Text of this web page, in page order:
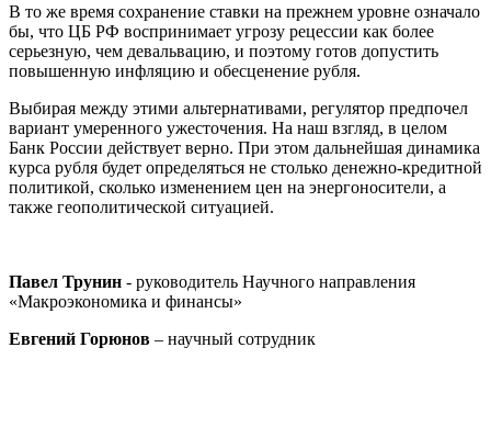
В то же время сохранение ставки на прежнем уровне означало
бы, что ЦБ РФ воспринимает угрозу рецессии как более
серьезную, чем девальвацию, и поэтому готов допустить
повышенную инфляцию и обесценение рубля.
Выбирая между этими альтернативами, регулятор предпочел
вариант умеренного ужесточения. На наш взгляд, в целом
Банк России действует верно. При этом дальнейшая динамика
курса рубля будет определяться не столько денежно-кредитной
политикой, сколько изменением цен на энергоносители, а
также геополитической ситуацией.
Павел Трунин - руководитель Научного направления
«Макроэкономика и финансы»
Евгений Горюнов – научный сотрудник